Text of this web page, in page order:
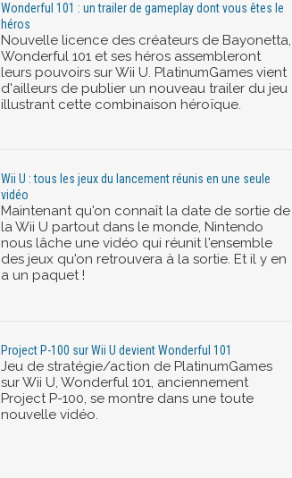
Wonderful 101 : un trailer de gameplay dont vous êtes le
héros
Nouvelle licence des créateurs de Bayonetta,
Wonderful 101 et ses héros assembleront
leurs pouvoirs sur Wii U. PlatinumGames vient
d'ailleurs de publier un nouveau trailer du jeu
illustrant cette combinaison héroïque.
Wii U : tous les jeux du lancement réunis en une seule
vidéo
Maintenant qu'on connaît la date de sortie de
la Wii U partout dans le monde, Nintendo
nous lâche une vidéo qui réunit l'ensemble
des jeux qu'on retrouvera à la sortie. Et il y en
a un paquet !
Project P-100 sur Wii U devient Wonderful 101
Jeu de stratégie/action de PlatinumGames
sur Wii U, Wonderful 101, anciennement
Project P-100, se montre dans une toute
nouvelle vidéo.